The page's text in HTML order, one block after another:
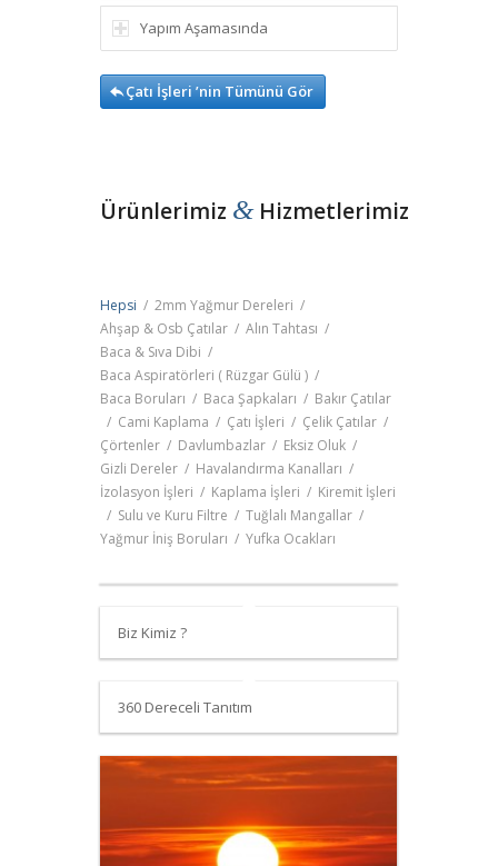
Yapım Aşamasında
Çatı İşleri ’nin Tümünü Gör
Ürünlerimiz & Hizmetlerimiz
Hepsi / 2mm Yağmur Dereleri /
Ahşap & Osb Çatılar / Alın Tahtası /
Baca & Sıva Dibi /
Baca Aspiratörleri ( Rüzgar Gülü ) /
Baca Boruları / Baca Şapkaları / Bakır Çatılar
/ Cami Kaplama / Çatı İşleri / Çelik Çatılar /
Çörtenler / Davlumbazlar / Eksiz Oluk /
Gizli Dereler / Havalandırma Kanalları /
İzolasyon İşleri / Kaplama İşleri / Kiremit İşleri
/ Sulu ve Kuru Filtre / Tuğlalı Mangallar /
Yağmur İniş Boruları / Yufka Ocakları
Biz Kimiz ?
360 Dereceli Tanıtım